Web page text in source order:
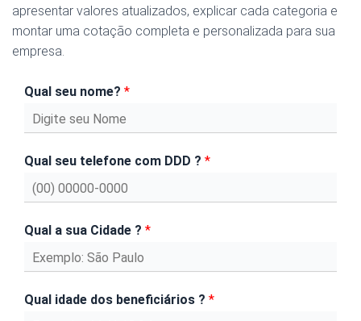
apresentar valores atualizados, explicar cada categoria e
montar uma cotação completa e personalizada para sua
empresa.
Qual seu nome? *
Qual seu telefone com DDD ? *
Qual a sua Cidade ? *
Qual idade dos beneficiários ? *